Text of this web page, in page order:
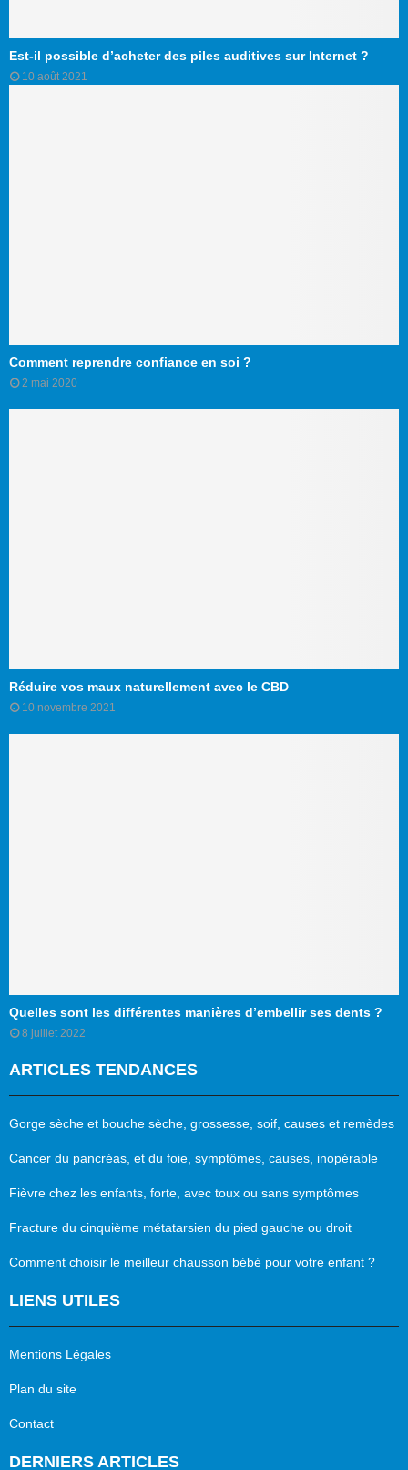
Est-il possible d’acheter des piles auditives sur Internet ?
10 août 2021
Comment reprendre confiance en soi ?
2 mai 2020
Réduire vos maux naturellement avec le CBD
10 novembre 2021
Quelles sont les différentes manières d’embellir ses dents ?
8 juillet 2022
ARTICLES TENDANCES
Gorge sèche et bouche sèche, grossesse, soif, causes et remèdes
Cancer du pancréas, et du foie, symptômes, causes, inopérable
Fièvre chez les enfants, forte, avec toux ou sans symptômes
Fracture du cinquième métatarsien du pied gauche ou droit
Comment choisir le meilleur chausson bébé pour votre enfant ?
LIENS UTILES
Mentions Légales
Plan du site
Contact
DERNIERS ARTICLES